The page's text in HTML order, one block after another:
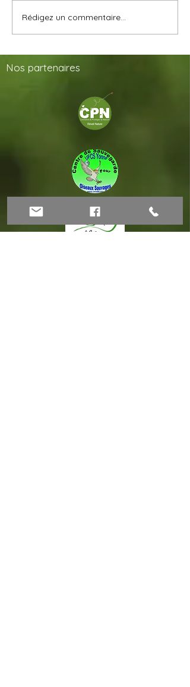
Rédigez un commentaire...
Nos partenaires